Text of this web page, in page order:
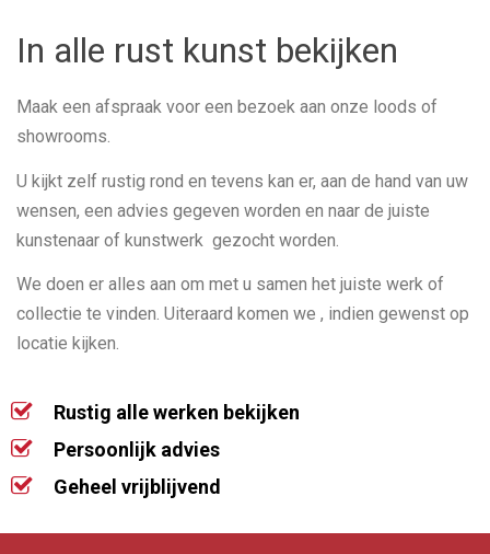
In alle rust kunst bekijken
Maak een afspraak voor een bezoek aan onze loods of
showrooms.
U kijkt zelf rustig rond en tevens kan er, aan de hand van uw
wensen, een advies gegeven worden en naar de juiste
kunstenaar of kunstwerk gezocht worden.
We doen er alles aan om met u samen het juiste werk of
collectie te vinden. Uiteraard komen we , indien gewenst op
locatie kijken.
Rustig alle werken bekijken
Persoonlijk advies
Geheel vrijblijvend